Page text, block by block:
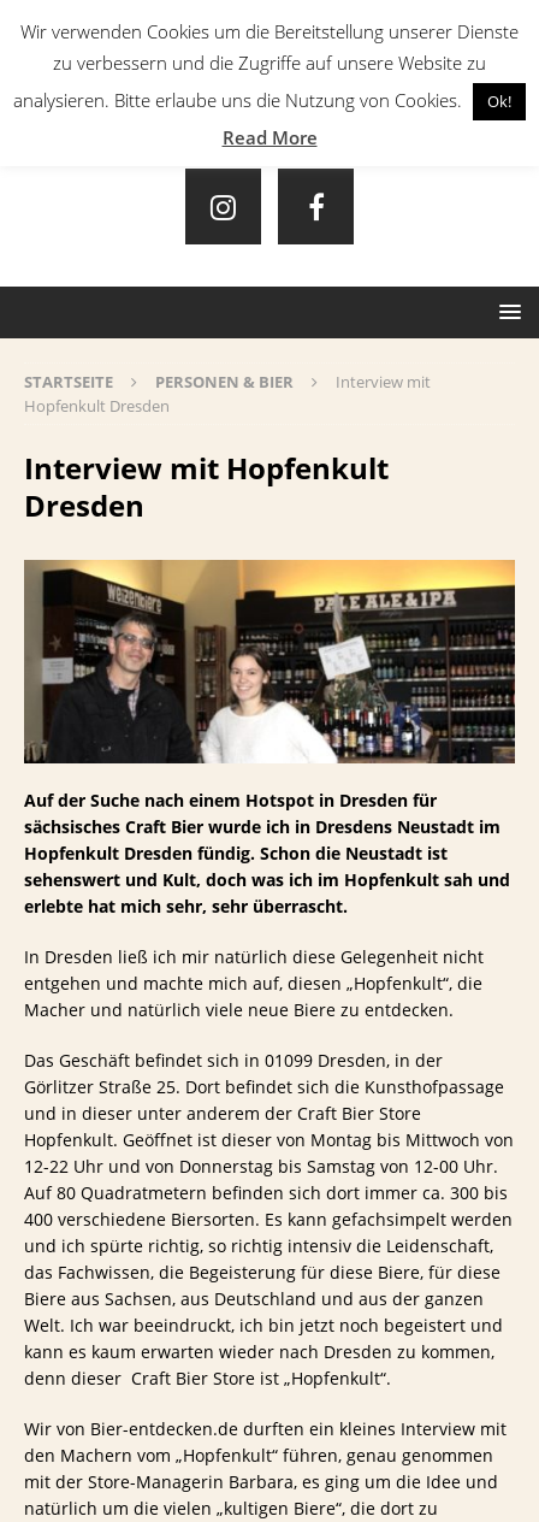
STARTSEITE PERSONEN & BIER
Interview mit
Hopfenkult Dresden
Interview mit Hopfenkult
Dresden
Auf der Suche nach einem Hotspot in Dresden für
sächsisches Craft Bier wurde ich in Dresdens Neustadt im
Hopfenkult Dresden fündig. Schon die Neustadt ist
sehenswert und Kult, doch was ich im Hopfenkult sah und
erlebte hat mich sehr, sehr überrascht.
In Dresden ließ ich mir natürlich diese Gelegenheit nicht
entgehen und machte mich auf, diesen „Hopfenkult“, die
Macher und natürlich viele neue Biere zu entdecken.
Das Geschäft befindet sich in 01099 Dresden, in der
Görlitzer Straße 25. Dort befindet sich die Kunsthofpassage
und in dieser unter anderem der Craft Bier Store
Hopfenkult. Geöffnet ist dieser von Montag bis Mittwoch von
12-22 Uhr und von Donnerstag bis Samstag von 12-00 Uhr.
Auf 80 Quadratmetern befinden sich dort immer ca. 300 bis
400 verschiedene Biersorten. Es kann gefachsimpelt werden
und ich spürte richtig, so richtig intensiv die Leidenschaft,
das Fachwissen, die Begeisterung für diese Biere, für diese
Biere aus Sachsen, aus Deutschland und aus der ganzen
Welt. Ich war beeindruckt, ich bin jetzt noch begeistert und
kann es kaum erwarten wieder nach Dresden zu kommen,
denn dieser Craft Bier Store ist „Hopfenkult“.
Wir von Bier-entdecken.de durften ein kleines Interview mit
den Machern vom „Hopfenkult“ führen, genau genommen
mit der Store-Managerin Barbara, es ging um die Idee und
natürlich um die vielen „kultigen Biere“, die dort zu
Wir verwenden Cookies um die Bereitstellung unserer Dienste
zu verbessern und die Zugriffe auf unsere Website zu
analysieren. Bitte erlaube uns die Nutzung von Cookies.
Ok!
Read More